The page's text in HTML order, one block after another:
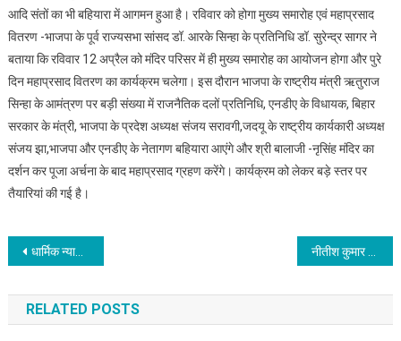
आदि संतों का भी बहियारा में आगमन हुआ है। रविवार को होगा मुख्य समारोह एवं महाप्रसाद
वितरण -भाजपा के पूर्व राज्यसभा सांसद डॉ. आरके सिन्हा के प्रतिनिधि डॉ. सुरेन्द्र सागर ने
बताया कि रविवार 12 अप्रैल को मंदिर परिसर में ही मुख्य समारोह का आयोजन होगा और पुरे
दिन महाप्रसाद वितरण का कार्यक्रम चलेगा। इस दौरान भाजपा के राष्ट्रीय मंत्री ऋतुराज
सिन्हा के आमंत्रण पर बड़ी संख्या में राजनैतिक दलों प्रतिनिधि, एनडीए के विधायक, बिहार
सरकार के मंत्री, भाजपा के प्रदेश अध्यक्ष संजय सरावगी,जदयू के राष्ट्रीय कार्यकारी अध्यक्ष
संजय झा,भाजपा और एनडीए के नेतागण बहियारा आएंगे और श्री बालाजी -नृसिंह मंदिर का
दर्शन कर पूजा अर्चना के बाद महाप्रसाद ग्रहण करेंगे। कार्यक्रम को लेकर बड़े स्तर पर
तैयारियां की गई है।
Post
navigation
धार्मिक न्यास पर्षद,बिहार में बड़े पैमाने पर मनाएगा सनातनी सतुआनी पर्व, मंदिरों और बस्तियों तक पहुंचेगा आयोजन
RELATED POSTS